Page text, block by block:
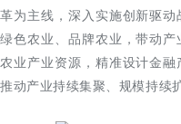
革为主线，深入实施创新驱动
绿色农业、品牌农业，带动
农业产业资源，精准设计金融
推动产业持续集聚、规模持续